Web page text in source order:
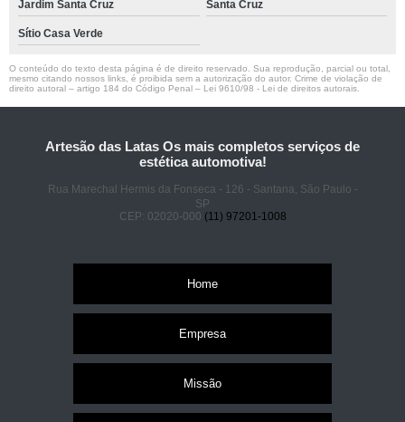
Jardim Santa Cruz Santa Cruz
Sítio Casa Verde
O conteúdo do texto desta página é de direito reservado. Sua reprodução, parcial ou total,
mesmo citando nossos links, é proibida sem a autorização do autor. Crime de violação de
direito autoral – artigo 184 do Código Penal – Lei 9610/98 - Lei de direitos autorais
Artesão das Latas Os mais completos serviços de
estética automotiva!
Rua Marechal Hermis da Fonseca - 126 - Santana, São Paulo -
SP
CEP: 02020-000 (11) 97201-1008
Home
Empresa
Missão